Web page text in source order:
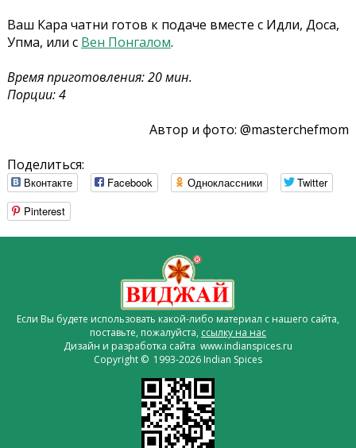
Ваш Кара чатни готов к подаче вместе с Идли, Доса,
Упма, или с Вен Понгалом.
Время приготовления: 20 мин.
Порции: 4
Автор и фото: @masterchefmom
Поделиться:
Вконтакте Facebook Одноклассники
Twitter
Pinterest
Если Вы будете использовать какой-либо материал с нашего сайта,
поставьте, пожалуйста, ссылку на нас
Дизайн и разработка сайта www.indianspices.ru
Copyright © 1993-2026 Indian Spices